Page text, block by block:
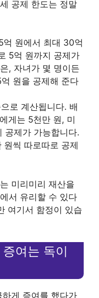
공제 한도는 정말
원에서 최대 30억
5억 원까지 공제가
, 자녀가 몇 명이든
원을 공제해 준다
로 계산됩니다. 배
게는 5천만 원, 미
공제가 가능합니다.
씩 따로따로 공제
미리미리 재산을
서 유리할 수 있다
여기서 함정이 있습
여는 독이
게 증여를 했다가